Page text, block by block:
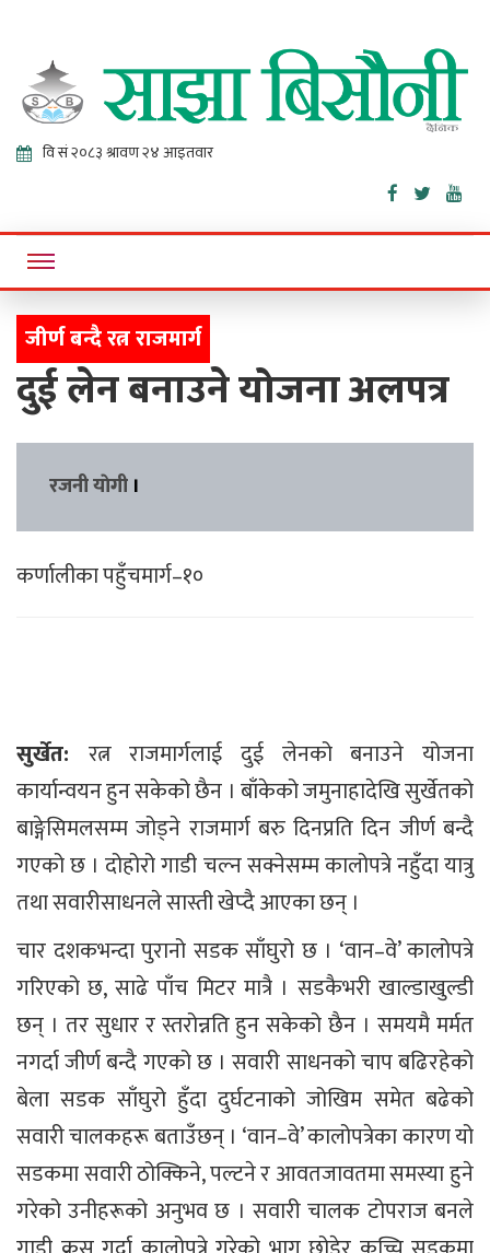
Sajha
Bisaunee
Online News Portal
जीर्ण बन्दै रत्न राजमार्ग
दुई लेन बनाउने योजना अलपत्र
रजनी याेगी ।
कर्णालीका पहुँचमार्ग–१०
सुर्खेत: रत्न राजमार्गलाई दुई लेनको बनाउने योजना
कार्यान्वयन हुन सकेको छैन । बाँकेको जमुनाहादेखि सुर्खेतको
बाङ्गेसिमलसम्म जोड्ने राजमार्ग बरु दिनप्रति दिन जीर्ण बन्दै
गएको छ । दोहोरो गाडी चल्न सक्नेसम्म कालोपत्रे नहुँदा यात्रु
तथा सवारीसाधनले सास्ती खेप्दै आएका छन् ।
चार दशकभन्दा पुरानो सडक साँघुरो छ । ‘वान–वे’ कालोपत्रे
गरिएको छ, साढे पाँच मिटर मात्रै । सडकैभरी खाल्डाखुल्डी
छन् । तर सुधार र स्तरोन्नति हुन सकेको छैन । समयमै मर्मत
नगर्दा जीर्ण बन्दै गएको छ । सवारी साधनको चाप बढिरहेको
बेला सडक साँघुरो हुँदा दुर्घटनाको जोखिम समेत बढेको
सवारी चालकहरू बताउँछन् । ‘वान–वे’ कालोपत्रेका कारण यो
सडकमा सवारी ठोक्किने, पल्टने र आवतजावतमा समस्या हुने
गरेको उनीहरूको अनुभव छ । सवारी चालक टोपराज बनले